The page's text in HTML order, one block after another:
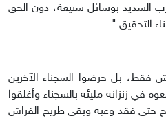
الشديد بوسائل شنيعة، دون الحق
التحقيق."
فقط، بل حرضوا السجناء الآخرين
في زنزانة مليئة بالسجناء وأغلقوا
حتى فقد وعيه وبقي طريح الفراش